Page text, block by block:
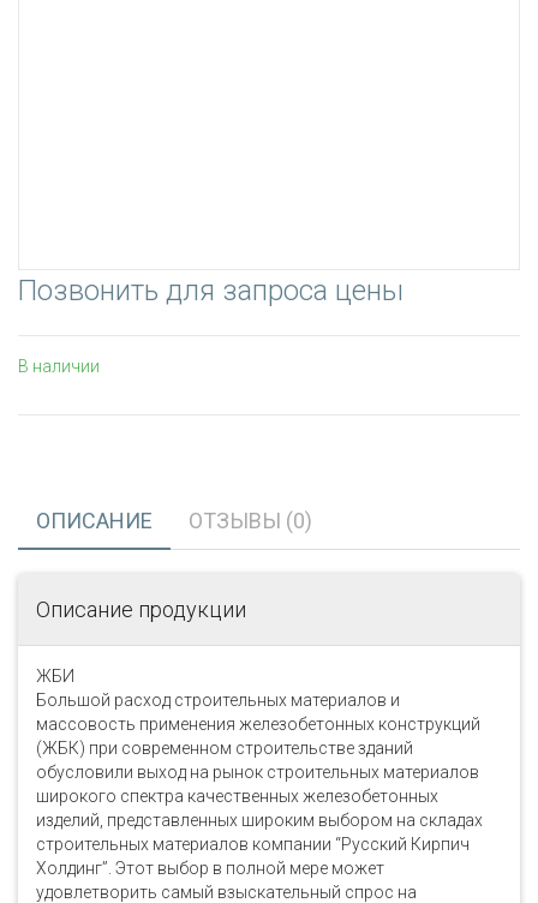
Позвонить для запроса цены
В наличии
ОПИСАНИЕ ОТЗЫВЫ (0)
Описание продукции
ЖБИ
Большой расход строительных материалов и
массовость применения железобетонных конструкций
(ЖБК) при современном строительстве зданий
обусловили выход на рынок строительных материалов
широкого спектра качественных железобетонных
изделий, представленных широким выбором на складах
строительных материалов компании “Русский Кирпич
Холдинг”. Этот выбор в полной мере может
удовлетворить самый взыскательный спрос на